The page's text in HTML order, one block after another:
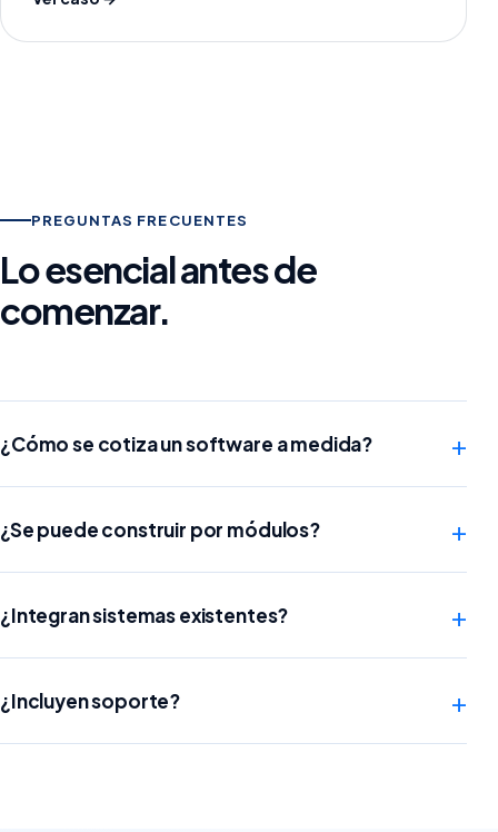
PREGUNTAS FRECUENTES
Lo esencial antes de
comenzar.
¿Cómo se cotiza un software a medida? +
¿Se puede construir por módulos? +
¿Integran sistemas existentes? +
¿Incluyen soporte? +